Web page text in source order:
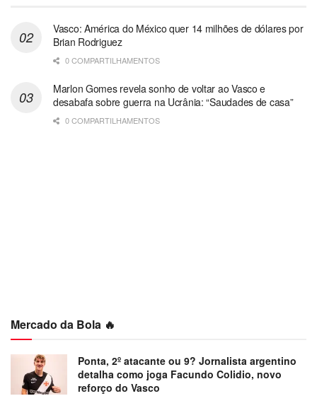
Vasco: América do México quer 14 milhões de dólares por
Brian Rodriguez
0 COMPARTILHAMENTOS
Marlon Gomes revela sonho de voltar ao Vasco e
desabafa sobre guerra na Ucrânia: “Saudades de casa”
0 COMPARTILHAMENTOS
Mercado da Bola 🔥
Ponta, 2º atacante ou 9? Jornalista argentino
detalha como joga Facundo Colidio, novo
reforço do Vasco